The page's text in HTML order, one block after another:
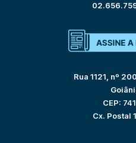
Rua 1121, nº
CEP:
Cx. Postal